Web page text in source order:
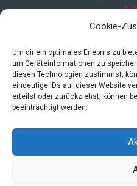
Cookie-
Um dir ein optimales Erlebnis zu
um Geräteinformationen zu
diesen Technologien zustimmst,
eindeutige IDs auf dieser Website
erteilst oder zurückziehst, können
beeinträchtigt werden.